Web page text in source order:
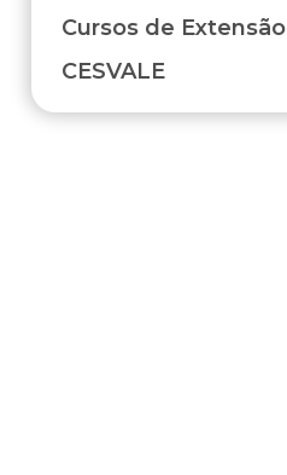
Cursos de Extensão
CESVALE